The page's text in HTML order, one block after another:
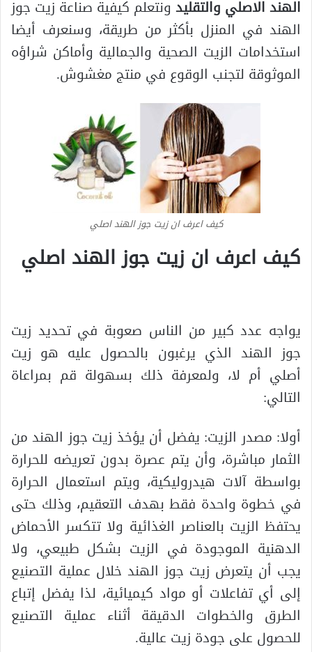
الهند الاصلي والتقليد ونتعلم كيفية صناعة زيت جوز
الهند في المنزل بأكثر من طريقة، وسنعرف أيضا
استخدامات الزيت الصحية والجمالية وأماكن شراؤه
الموثوقة لتجنب الوقوع في منتج مغشوش.
كيف اعرف ان زيت جوز الهند اصلي
كيف اعرف ان زيت جوز الهند اصلي
يواجه عدد كبير من الناس صعوبة في تحديد زيت
جوز الهند الذي يرغبون بالحصول عليه هو زيت
أصلي أم لا، ولمعرفة ذلك بسهولة قم بمراعاة
التالي:
أولا: مصدر الزيت: يفضل أن يؤخذ زيت جوز الهند من
الثمار مباشرة، وأن يتم عصرة بدون تعريضه للحرارة
بواسطة آلات هيدروليكية، ويتم استعمال الحرارة
في خطوة واحدة فقط بهدف التعقيم، وذلك حتى
يحتفظ الزيت بالعناصر الغذائية ولا تتكسر الأحماض
الدهنية الموجودة في الزيت بشكل طبيعي، ولا
يجب أن يتعرض زيت جوز الهند خلال عملية التصنيع
إلى أي تفاعلات أو مواد كيميائية، لذا يفضل إتباع
الطرق والخطوات الدقيقة أثناء عملية التصنيع
للحصول على جودة زيت عالية.